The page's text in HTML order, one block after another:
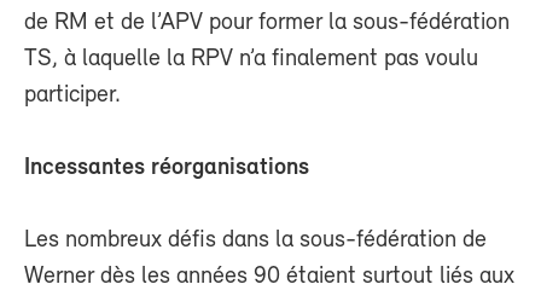
de RM et de l’APV pour former la sous-fédération
TS, à laquelle la RPV n’a finalement pas voulu
participer.
Incessantes réorganisations
Les nombreux défis dans la sous-fédération de
Werner dès les années 90 étaient surtout liés aux